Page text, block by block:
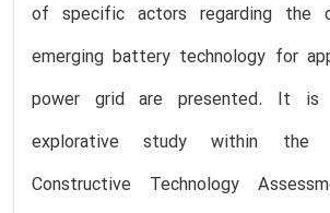
of specific actors regarding the
emerging battery technology for
power grid are presented. It
explorative study within the
Constructive Technology